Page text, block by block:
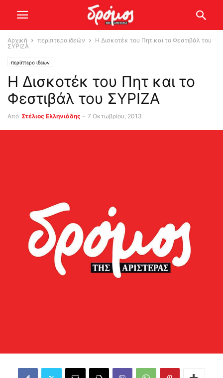
Αρχική περίπτερο ιδεών
Η Δισκοτέκ του Πητ και το Φεστιβάλ του
ΣΥΡΙΖΑ
περίπτερο ιδεών
Η Δισκοτέκ του Πητ και το
Φεστιβάλ του ΣΥΡΙΖΑ
Από Στέλιος Ελληνιάδης - 7 Οκτωβρίου, 2013